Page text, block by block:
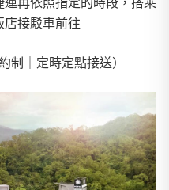
店接駁車前往
制｜定時定點接送）